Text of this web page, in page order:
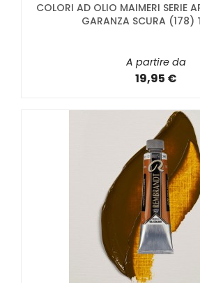
COLORI AD OLIO MAIMERI SERIE
GARANZA SCURA (178)
A partire da
19,95 €